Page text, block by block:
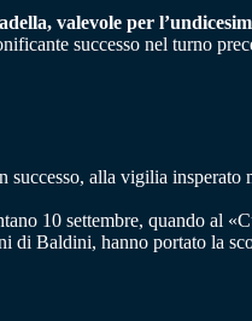
valevole per
successo nel turno
alla vigilia
10 settembre, quando al
Baldini, hanno portato la